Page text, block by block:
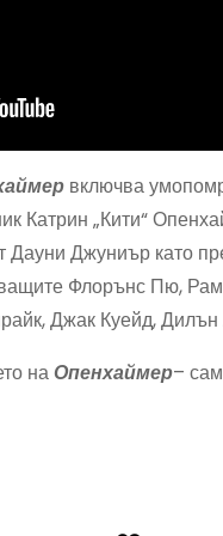
включва
Катрин „Кити“
Дауни Джуниър като
Флорънс Пю,
Джак Куейд,
наОпенхаймер–